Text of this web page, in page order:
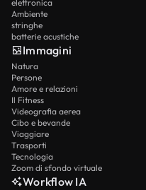
elettronica
Ambiente
stringhe
batterie acustiche
Immagini
Natura
Persone
Amore e relazioni
Il Fitness
Videografia aerea
Cibo e bevande
Viaggiare
Trasporti
Tecnologia
Zoom di sfondo virtuale
Workflow IA